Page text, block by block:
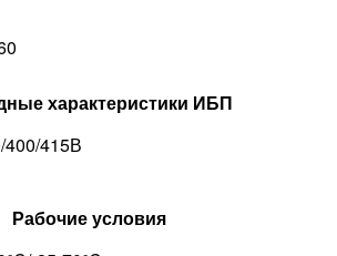
характеристики ИБП
400/415В
Рабочие условия